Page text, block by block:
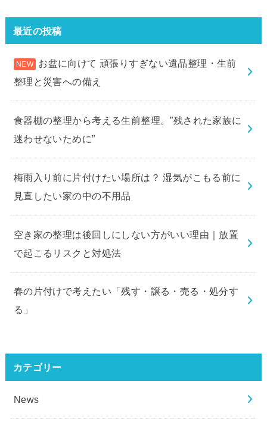
最近の投稿
お盆に向けて 頑張りすぎない遺品整理・生前
整理と災害への備え
食器棚の整理から考える生前整理。”残された家族に
迷わせないために”
梅雨入り前に片付けたい場所は？ 湿気がこもる前に
見直したい家の中の不用品
空き家の整理は後回しにしない方がいい理由｜放置
で起こるリスクと対処法
春の片付けで考えたい「残す・譲る・売る・処分す
る」
カテゴリー
News